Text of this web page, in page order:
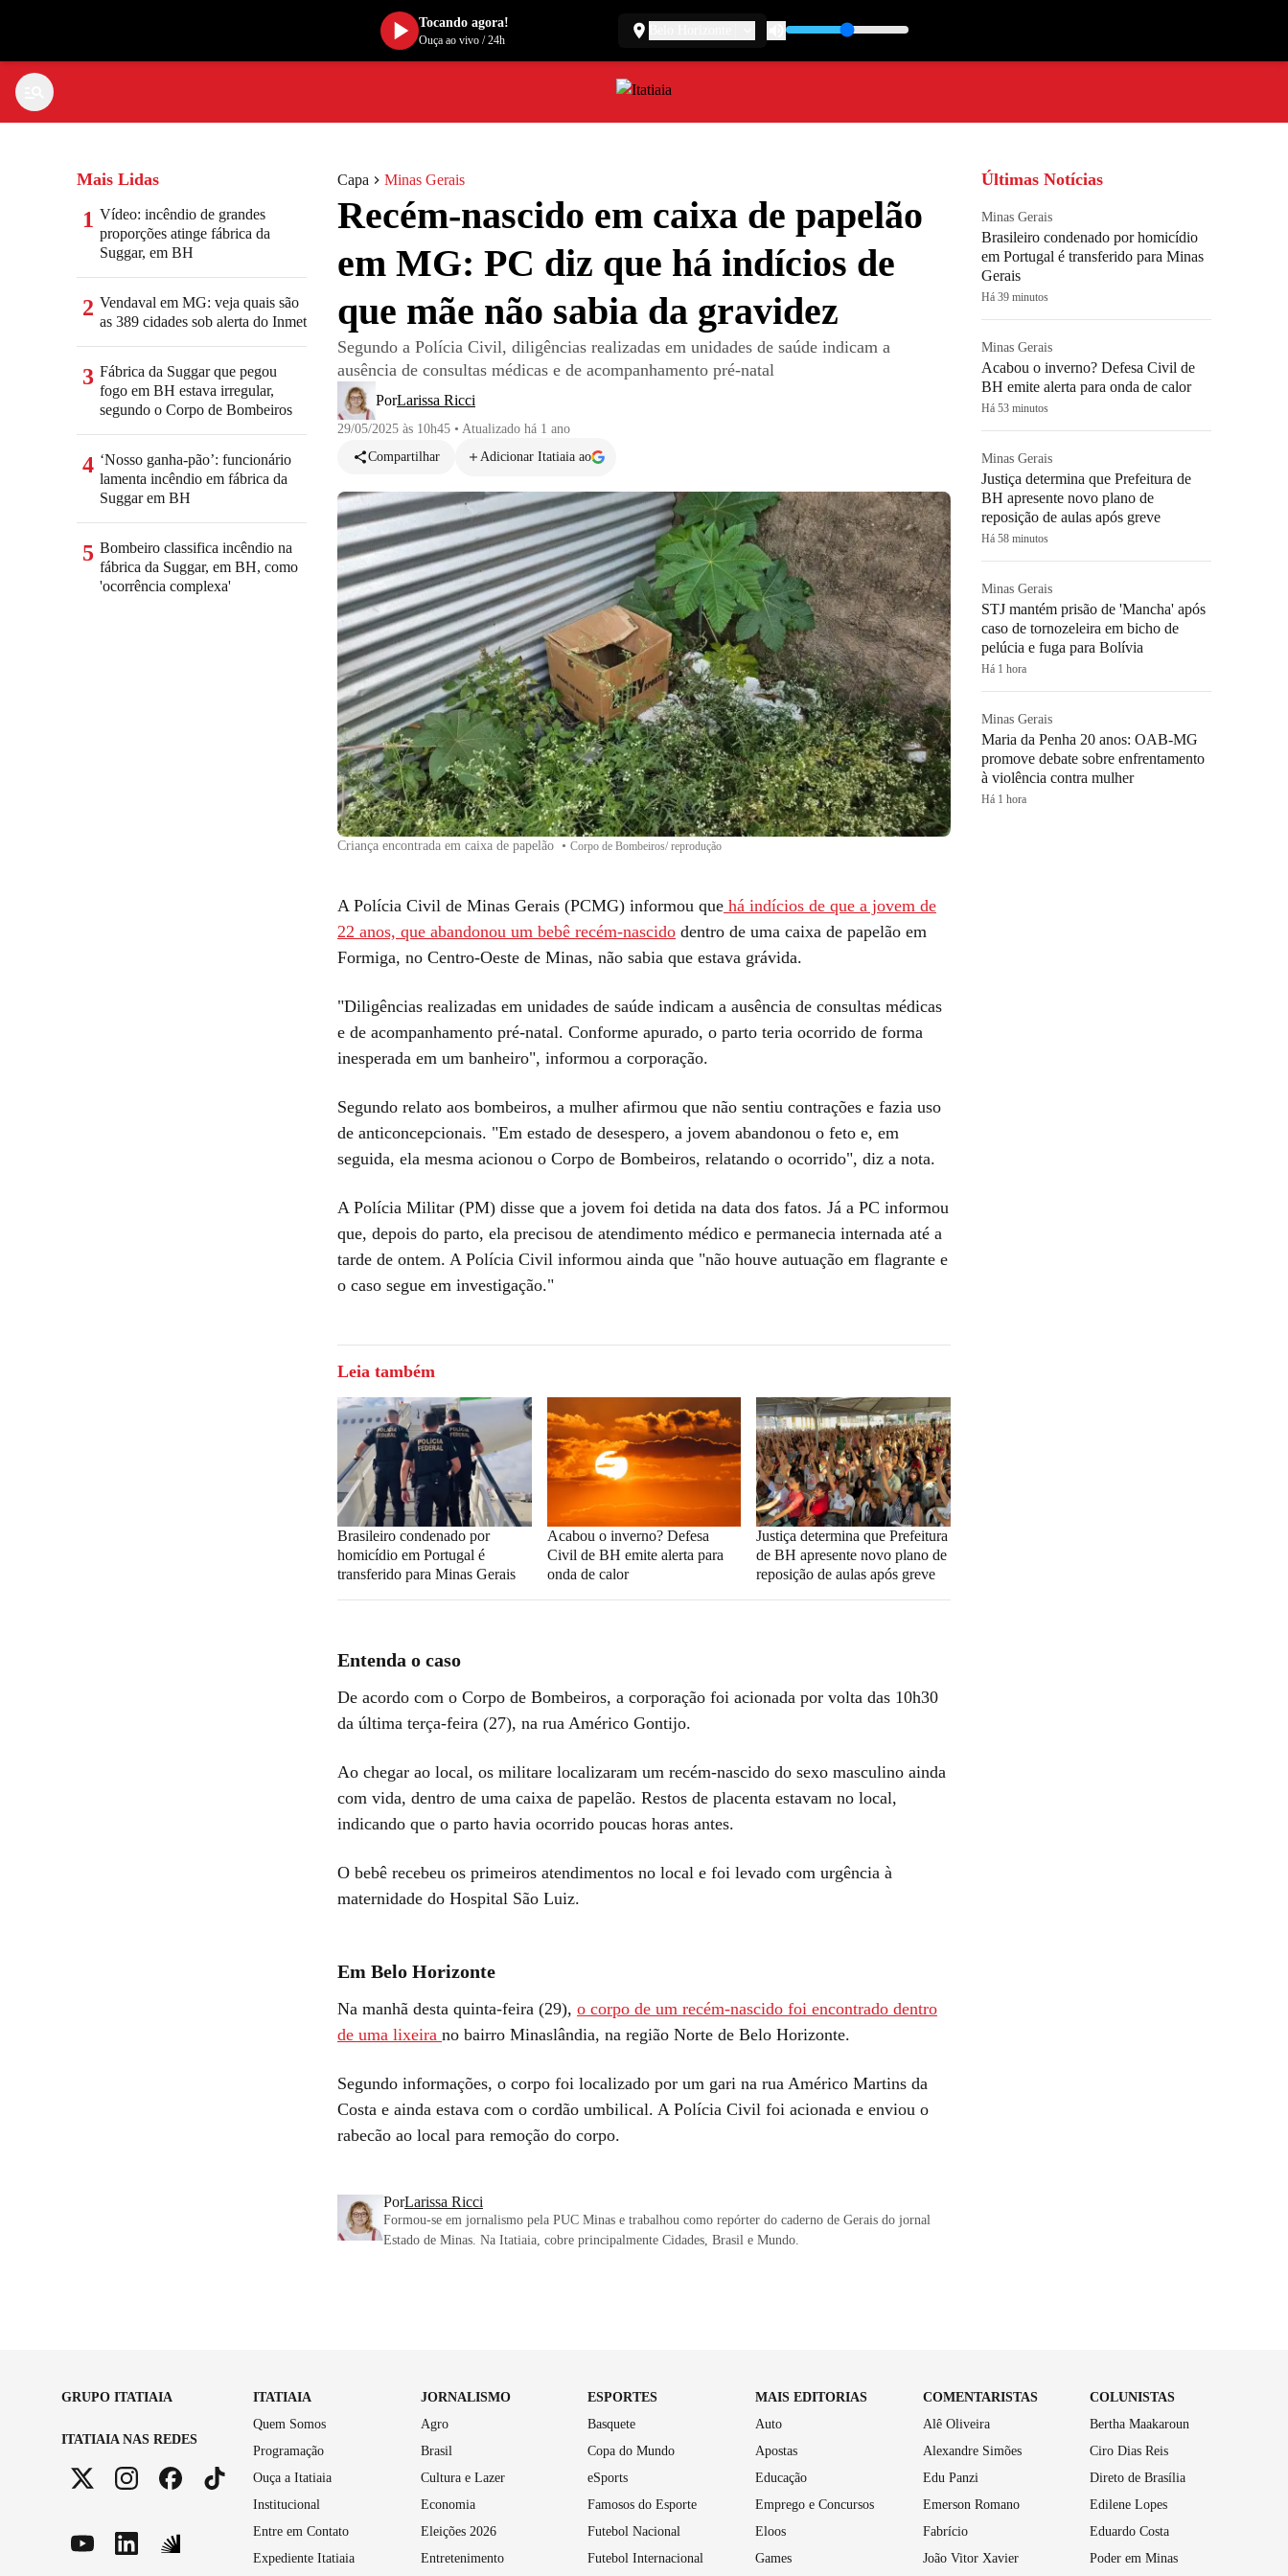
Capa Minas Gerais
Recém-nascido em caixa de papelão
em MG: PC diz que há indícios de
que mãe não sabia da gravidez
Segundo a Polícia Civil, diligências realizadas em unidades de saúde indicam a
ausência de consultas médicas e de acompanhamento pré-natal
PorLarissa Ricci
29/05/2025 às 10h45 • Atualizado há 1 ano
Compartilhar
Adicionar Itatiaia ao
Criança encontrada em caixa de papelão • Corpo de Bombeiros/ reprodução
A Polícia Civil de Minas Gerais (PCMG) informou que há indícios de que a jovem de
22 anos, que abandonou um bebê recém-nascido dentro de uma caixa de papelão em
Formiga, no Centro-Oeste de Minas, não sabia que estava grávida.
"Diligências realizadas em unidades de saúde indicam a ausência de consultas médicas
e de acompanhamento pré-natal. Conforme apurado, o parto teria ocorrido de forma
inesperada em um banheiro", informou a corporação.
Segundo relato aos bombeiros, a mulher afirmou que não sentiu contrações e fazia uso
de anticoncepcionais. "Em estado de desespero, a jovem abandonou o feto e, em
seguida, ela mesma acionou o Corpo de Bombeiros, relatando o ocorrido", diz a nota.
A Polícia Militar (PM) disse que a jovem foi detida na data dos fatos. Já a PC informou
que, depois do parto, ela precisou de atendimento médico e permanecia internada até a
tarde de ontem. A Polícia Civil informou ainda que "não houve autuação em flagrante e
o caso segue em investigação."
Leia também
Brasileiro condenado por
homicídio em Portugal é
transferido para Minas Gerais
Acabou o inverno? Defesa
Civil de BH emite alerta para
onda de calor
Justiça determina que Prefeitura
de BH apresente novo plano de
reposição de aulas após greve
Entenda o caso
De acordo com o Corpo de Bombeiros, a corporação foi acionada por volta das 10h30
da última terça-feira (27), na rua Américo Gontijo.
Ao chegar ao local, os militare localizaram um recém-nascido do sexo masculino ainda
com vida, dentro de uma caixa de papelão. Restos de placenta estavam no local,
indicando que o parto havia ocorrido poucas horas antes.
O bebê recebeu os primeiros atendimentos no local e foi levado com urgência à
maternidade do Hospital São Luiz.
Em Belo Horizonte
Na manhã desta quinta-feira (29), o corpo de um recém-nascido foi encontrado dentro
de uma lixeira no bairro Minaslândia, na região Norte de Belo Horizonte.
Segundo informações, o corpo foi localizado por um gari na rua Américo Martins da
Costa e ainda estava com o cordão umbilical. A Polícia Civil foi acionada e enviou o
rabecão ao local para remoção do corpo.
PorLarissa Ricci
Formou-se em jornalismo pela PUC Minas e trabalhou como repórter do caderno de Gerais do jornal
Estado de Minas. Na Itatiaia, cobre principalmente Cidades, Brasil e Mundo.
Mais Lidas
1 Vídeo: incêndio de grandes
proporções atinge fábrica da
Suggar, em BH
2 Vendaval em MG: veja quais são
as 389 cidades sob alerta do Inmet
3 Fábrica da Suggar que pegou
fogo em BH estava irregular,
segundo o Corpo de Bombeiros
4 ‘Nosso ganha-pão’: funcionário
lamenta incêndio em fábrica da
Suggar em BH
5 Bombeiro classifica incêndio na
fábrica da Suggar, em BH, como
'ocorrência complexa'
Últimas Notícias
Minas Gerais
Brasileiro condenado por homicídio
em Portugal é transferido para Minas
Gerais
Há 39 minutos
Minas Gerais
Acabou o inverno? Defesa Civil de
BH emite alerta para onda de calor
Há 53 minutos
Minas Gerais
Justiça determina que Prefeitura de
BH apresente novo plano de
reposição de aulas após greve
Há 58 minutos
Minas Gerais
STJ mantém prisão de 'Mancha' após
caso de tornozeleira em bicho de
pelúcia e fuga para Bolívia
Há 1 hora
Minas Gerais
Maria da Penha 20 anos: OAB-MG
promove debate sobre enfrentamento
à violência contra mulher
Há 1 hora
GRUPO ITATIAIA
ITATIAIA NAS REDES
ITATIAIA
Quem Somos
Programação
Ouça a Itatiaia
Institucional
Entre em Contato
Expediente Itatiaia
JORNALISMO
Agro
Brasil
Cultura e Lazer
Economia
Eleições 2026
Entretenimento
ESPORTES
Basquete
Copa do Mundo
eSports
Famosos do Esporte
Futebol Nacional
Futebol Internacional
MAIS EDITORIAS
Auto
Apostas
Educação
Emprego e Concursos
Eloos
Games
COMENTARISTAS
Alê Oliveira
Alexandre Simões
Edu Panzi
Emerson Romano
Fabrício
João Vitor Xavier
COLUNISTAS
Bertha Maakaroun
Ciro Dias Reis
Direto de Brasília
Edilene Lopes
Eduardo Costa
Poder em Minas
Tocando agora!
Ouça ao vivo/24h